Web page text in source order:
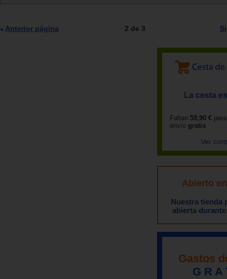
Anterior página 2 de 3
La cesta
Faltan 59,90 €
envío gratis
Ver
Abierto
Nuestra tienda
abierta
Gastos
G R A